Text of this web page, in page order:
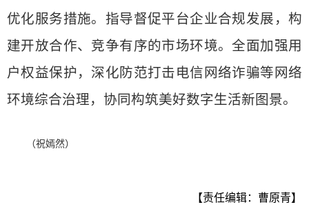
优化服务措施。指导督促平台企业合规发展，构
建开放合作、竞争有序的市场环境。全面加强用
户权益保护，深化防范打击电信网络诈骗等网络
环境综合治理，协同构筑美好数字生活新图景。
（祝嫣然）
【责任编辑：曹原青】